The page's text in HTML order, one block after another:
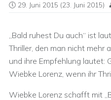
29. Juni 2015 (23. Juni 2015)
„Bald ruhest Du auch“ ist
Thriller, den man nicht mehr
und ihre Empfehlung lautet:
Wiebke Lorenz, wenn ihr
Wiebke Lorenz schafft mit